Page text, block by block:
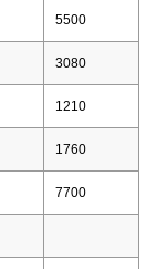
5500
3080
1210
1760
7700